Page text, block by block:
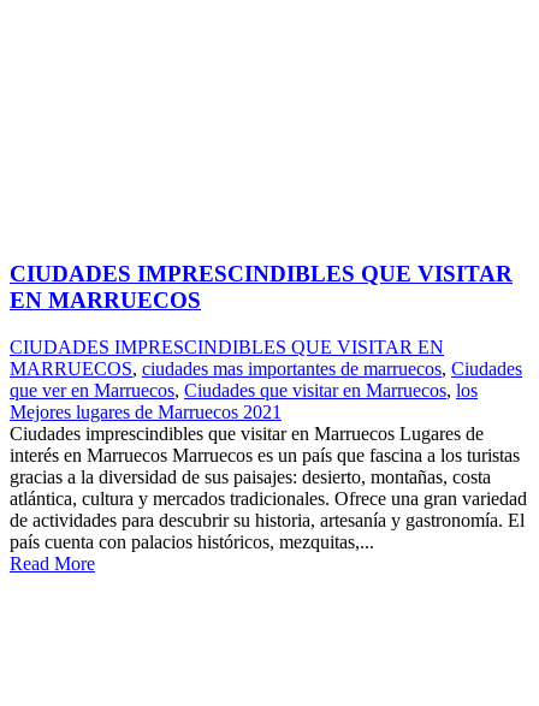
CIUDADES IMPRESCINDIBLES QUE VISITAR
EN MARRUECOS
CIUDADES IMPRESCINDIBLES QUE VISITAR EN
MARRUECOS, ciudades mas importantes de marruecos, Ciudades
que ver en Marruecos, Ciudades que visitar en Marruecos, los
Mejores lugares de Marruecos 2021
Ciudades imprescindibles que visitar en Marruecos Lugares de
interés en Marruecos Marruecos es un país que fascina a los turistas
gracias a la diversidad de sus paisajes: desierto, montañas, costa
atlántica, cultura y mercados tradicionales. Ofrece una gran variedad
de actividades para descubrir su historia, artesanía y gastronomía. El
país cuenta con palacios históricos, mezquitas,...
Read More